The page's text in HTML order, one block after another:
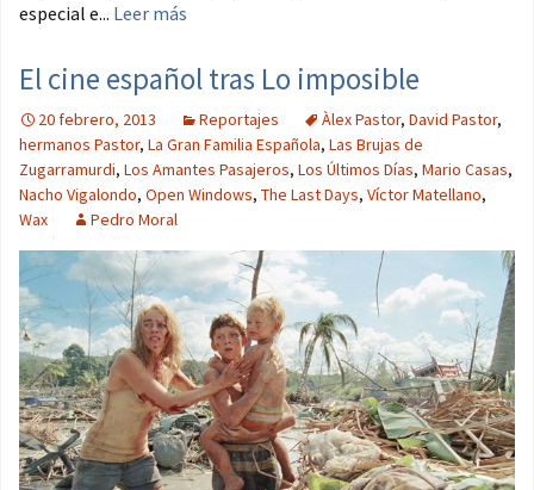
especial e... Leer más
El cine español tras Lo imposible
20 febrero, 2013 Reportajes Àlex Pastor, David Pastor,
hermanos Pastor, La Gran Familia Española, Las Brujas de
Zugarramurdi, Los Amantes Pasajeros, Los Últimos Días, Mario Casas,
Nacho Vigalondo, Open Windows, The Last Days, Víctor Matellano,
Wax
Pedro Moral